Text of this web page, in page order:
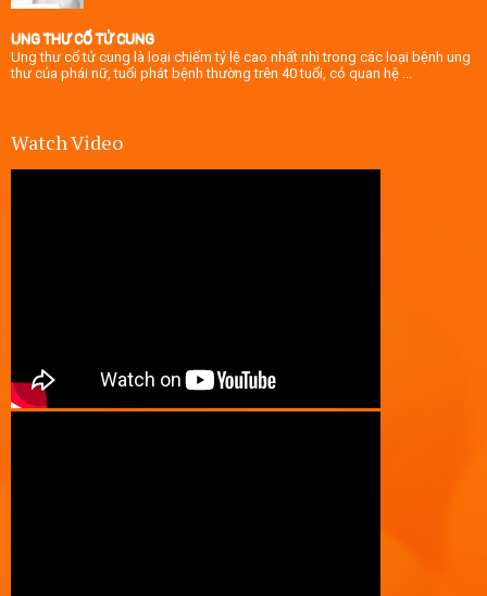
UNG THƯ CỔ TỬ CUNG
Ung thư cổ tử cung là loại chiếm tỷ lệ cao nhất nhì trong các loại bệnh ung
thư của phái nữ, tuổi phát bệnh thường trên 40 tuổi, có quan hệ ...
Watch Video